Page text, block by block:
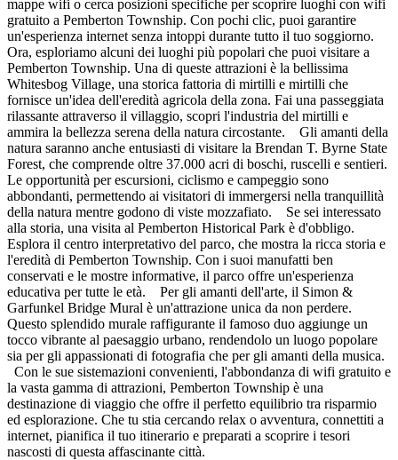
mappe wifi o cerca posizioni specifiche per scoprire luoghi con wifi
gratuito a Pemberton Township. Con pochi clic, puoi garantire
un'esperienza internet senza intoppi durante tutto il tuo soggiorno.
Ora, esploriamo alcuni dei luoghi più popolari che puoi visitare a
Pemberton Township. Una di queste attrazioni è la bellissima
Whitesbog Village, una storica fattoria di mirtilli e mirtilli che
fornisce un'idea dell'eredità agricola della zona. Fai una passeggiata
rilassante attraverso il villaggio, scopri l'industria del mirtilli e
ammira la bellezza serena della natura circostante. Gli amanti della
natura saranno anche entusiasti di visitare la Brendan T. Byrne State
Forest, che comprende oltre 37.000 acri di boschi, ruscelli e sentieri.
Le opportunità per escursioni, ciclismo e campeggio sono
abbondanti, permettendo ai visitatori di immergersi nella tranquillità
della natura mentre godono di viste mozzafiato. Se sei interessato
alla storia, una visita al Pemberton Historical Park è d'obbligo.
Esplora il centro interpretativo del parco, che mostra la ricca storia e
l'eredità di Pemberton Township. Con i suoi manufatti ben
conservati e le mostre informative, il parco offre un'esperienza
educativa per tutte le età. Per gli amanti dell'arte, il Simon &
Garfunkel Bridge Mural è un'attrazione unica da non perdere.
Questo splendido murale raffigurante il famoso duo aggiunge un
tocco vibrante al paesaggio urbano, rendendolo un luogo popolare
sia per gli appassionati di fotografia che per gli amanti della musica.
Con le sue sistemazioni convenienti, l'abbondanza di wifi gratuito e
la vasta gamma di attrazioni, Pemberton Township è una
destinazione di viaggio che offre il perfetto equilibrio tra risparmio
ed esplorazione. Che tu stia cercando relax o avventura, connettiti a
internet, pianifica il tuo itinerario e preparati a scoprire i tesori
nascosti di questa affascinante città.